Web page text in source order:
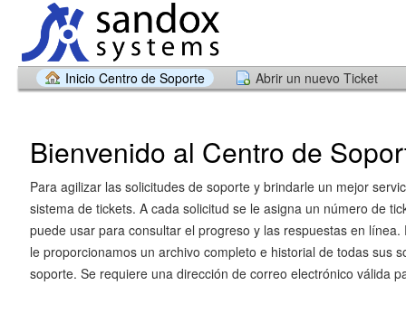
Inicio Centro de Soporte Abrir un nuevo Ticket
Bienvenido al Centro de
Para agilizar las solicitudes de soporte y brindarle un mejor
sistema de tickets. A cada solicitud se le asigna un número de
puede usar para consultar el progreso y las respuestas en línea.
le proporcionamos un archivo completo e historial de todas sus
soporte. Se requiere una dirección de correo electrónico válida